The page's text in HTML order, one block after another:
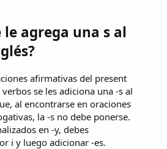
le agrega una s al
afirmativas del present
se les adiciona una -s al
al encontrarse en oraciones
la -s no debe ponerse.
en -y, debes
i y luego adicionar -es.